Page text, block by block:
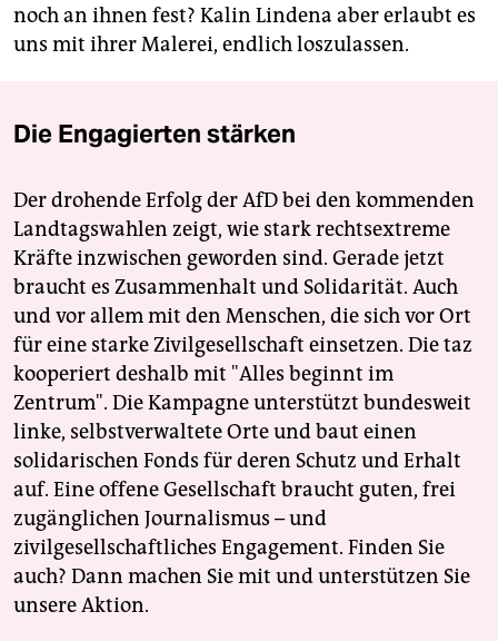
noch an ihnen fest? Kalin Lindena aber erlaubt es
uns mit ihrer Malerei, endlich loszulassen.
Die Engagierten stärken
Der drohende Erfolg der AfD bei den kommenden
Landtagswahlen zeigt, wie stark rechtsextreme
Kräfte inzwischen geworden sind. Gerade jetzt
braucht es Zusammenhalt und Solidarität. Auch
und vor allem mit den Menschen, die sich vor Ort
für eine starke Zivilgesellschaft einsetzen. Die taz
kooperiert deshalb mit "Alles beginnt im
Zentrum". Die Kampagne unterstützt bundesweit
linke, selbstverwaltete Orte und baut einen
solidarischen Fonds für deren Schutz und Erhalt
auf. Eine offene Gesellschaft braucht guten, frei
zugänglichen Journalismus – und
zivilgesellschaftliches Engagement. Finden Sie
auch? Dann machen Sie mit und unterstützen Sie
unsere Aktion.